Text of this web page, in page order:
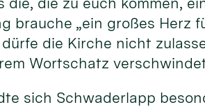
brauche „ein großes Herz
die Kirche nicht
Wortschatz
sich Schwaderlapp